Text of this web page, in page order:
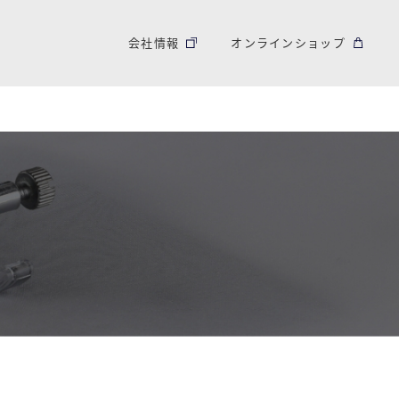
会社情報 オンラインショップ